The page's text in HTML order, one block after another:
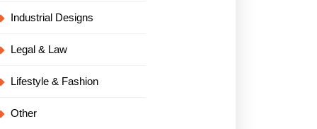
Industrial Designs
Legal & Law
Lifestyle & Fashion
Other